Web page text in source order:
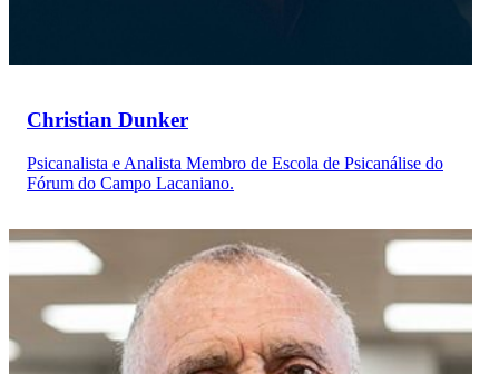
Christian Dunker
Psicanalista e Analista Membro de Escola de Psicanálise do
Fórum do Campo Lacaniano.